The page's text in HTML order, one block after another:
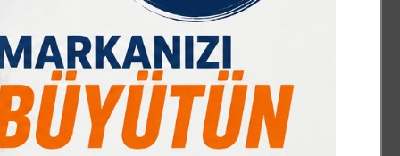
100
DOLAR
EURO
GRAM ALTIN
Ç. ALTIN